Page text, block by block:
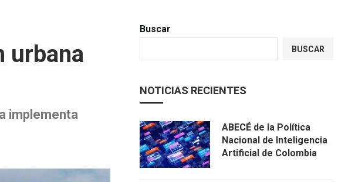
urbana
implementa
Buscar
BUSCAR
NOTICIAS RECIENTES
ABECÉ de la Política
Nacional de Inteligencia
Artificial de Colombia